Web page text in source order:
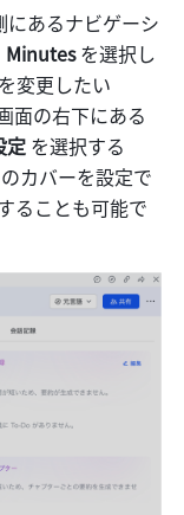
あるナビゲーシ
Minutes を選択し
変更したい
定 を選択する
カバーを設定で
ることも可能で